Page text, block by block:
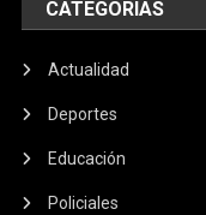
CATEGORIAS
Actualidad
Deportes
Educación
Policiales